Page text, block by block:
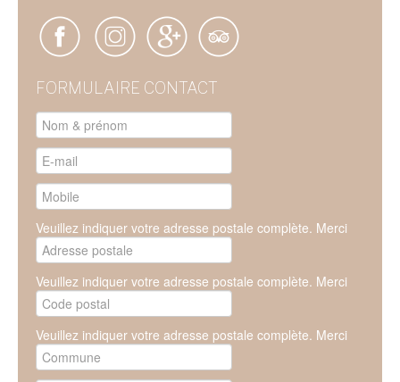
FORMULAIRE CONTACT
Veuillez indiquer votre adresse postale complète. Merci
Veuillez indiquer votre adresse postale complète. Merci
Veuillez indiquer votre adresse postale complète. Merci